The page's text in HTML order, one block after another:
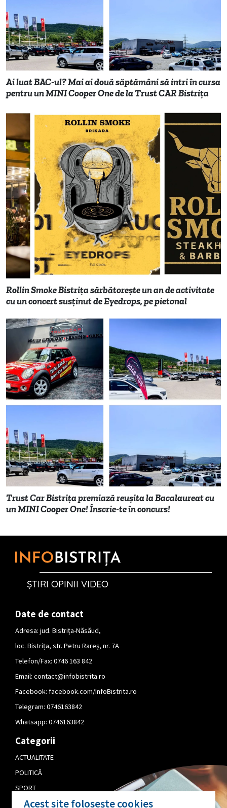
Ai luat BAC-ul? Mai ai două săptămâni să intri în cursa
pentru un MINI Cooper One de la Trust CAR Bistrița
Rollin Smoke Bistrița sărbătorește un an de activitate
cu un concert susținut de Eyedrops, pe pietonal
Trust Car Bistrița premiază reușita la Bacalaureat cu
un MINI Cooper One! Înscrie-te în concurs!
ȘTIRI OPINII VIDEO
Date de contact
Adresa: jud. Bistrița-Năsăud,
loc. Bistrița, str. Petru Rareș, nr. 7A
Telefon/Fax: 0746 163 842
Email: contact@infobistrita.ro
Facebook: facebook.com/InfoBistrita.ro
Telegram: 0746163842
Whatsapp: 0746163842
Categorii
ACTUALITATE
POLITICĂ
SPORT
CULTURĂ
Acest site folosește cookies